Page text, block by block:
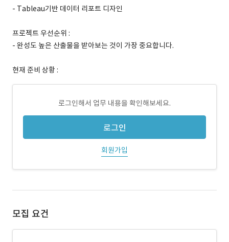
- Tableau기반 데이터 리포트 디자인
프로젝트 우선순위 :
- 완성도 높은 산출물을 받아보는 것이 가장 중요합니다.
현재 준비 상황 :
로그인해서 업무 내용을 확인해보세요.
로그인
회원가입
모집 요건